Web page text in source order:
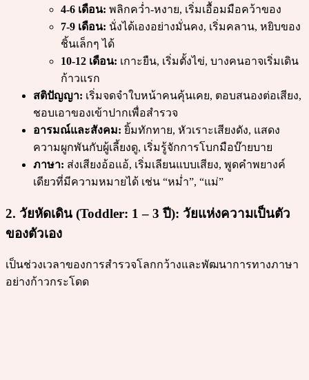
4-6 เดือน: พลิกคว่ำ-หงาย, เริ่มเอื้อมมือคว้าของ
7-9 เดือน: นั่งได้เองอย่างมั่นคง, เริ่มคลาน, หยิบของ
ชิ้นเล็กๆ ได้
10-12 เดือน: เกาะยืน, เริ่มตั้งไข่, บางคนอาจเริ่มเดิน
ก้าวแรก
สติปัญญา: เริ่มจดจำใบหน้าคนคุ้นเคย, ตอบสนองต่อเสียง,
ชอบเอาของเข้าปากเพื่อสำรวจ
อารมณ์และสังคม: ยิ้มทักทาย, หัวเราะเสียงดัง, แสดง
ความผูกพันกับผู้เลี้ยงดู, เริ่มรู้จักการโบกมือบ๊ายบาย
ภาษา: ส่งเสียงอ้อแอ้, เริ่มเลียนแบบเสียง, พูดคำพยางค์
เดียวที่มีความหมายได้ เช่น “หม่ำ”, “แม่”
2. วัยหัดเดิน (Toddler: 1 – 3 ปี): วัยแห่งความเป็นตัว
ของตัวเอง
เป็นช่วงเวลาของการสำรวจโลกกว้างและพัฒนาการทางภาษา
อย่างก้าวกระโดด